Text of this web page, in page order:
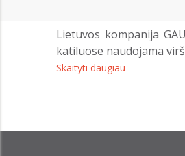
Lietuvos kompanija
katiluose naudojama
Skaityti daugiau